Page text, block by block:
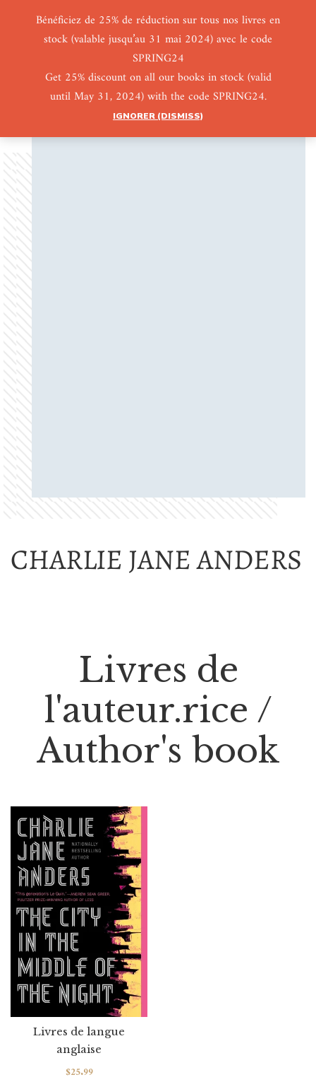
Bénéficiez de 25% de réduction sur tous nos livres en
stock (valable jusqu’au 31 mai 2024) avec le code
SPRING24
Get 25% discount on all our books in stock (valid
until May 31, 2024) with the code SPRING24.
IGNORER (DISMISS)
0 0
CHARLIE JANE ANDERS
Livres de
l'auteur.rice /
Author's book
Livres de langue
anglaise
$25.99